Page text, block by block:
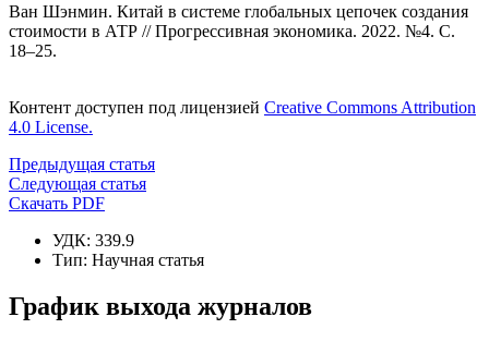
Ван Шэнмин. Китай в системе глобальных цепочек создания
стоимости в АТР // Прогрессивная экономика. 2022. №4. С.
18–25.
Контент доступен под лицензией Creative Commons Attribution
4.0 License.
Предыдущая статья
Следующая статья
Скачать PDF
УДК: 339.9
Тип: Научная статья
График выхода журналов